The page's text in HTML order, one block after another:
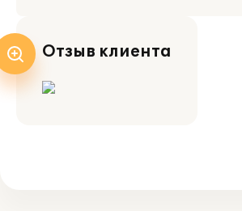
Отзыв клиента